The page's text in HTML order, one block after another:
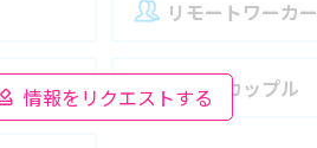
情報をリクエストする
リモートワーカー
夫婦・カップル